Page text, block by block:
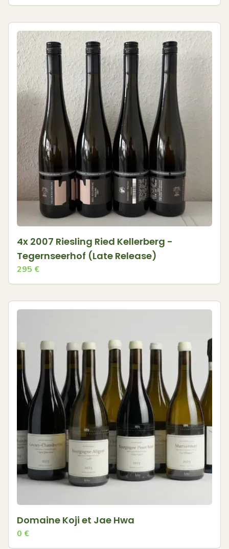
4x 2007 Riesling Ried Kellerberg -
Tegernseerhof (Late Release)
295 €
Domaine Koji et Jae Hwa
0 €